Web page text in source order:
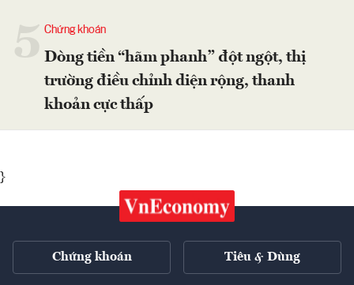
Chứng khoán
Dòng tiền “hãm phanh” đột ngột, thị
trường điều chỉnh diện rộng, thanh
khoản cực thấp
}
Chứng khoán Tiêu & Dùng